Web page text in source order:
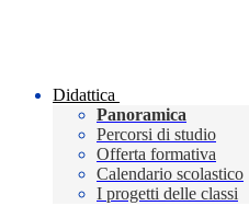
Didattica
Panoramica
Percorsi di studio
Offerta formativa
Calendario scolastico
I progetti delle classi